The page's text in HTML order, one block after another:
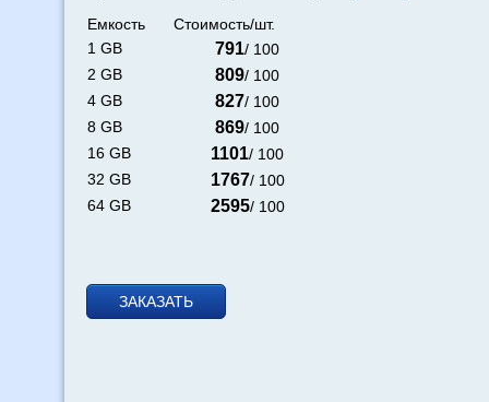
Емкость
Стоимость/шт.
1 GB
791/ 100
2 GB
809/ 100
4 GB
827/ 100
8 GB
869/ 100
16 GB
1101/ 100
32 GB
1767/ 100
64 GB
2595/ 100
ЗАКАЗАТЬ